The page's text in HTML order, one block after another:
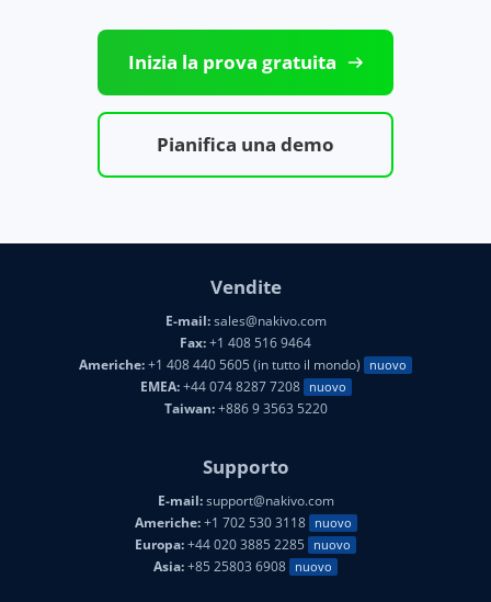
Inizia la prova gratuita
Pianifica una demo
Vendite
E-mail:sales@nakivo.com
Fax:+1 408 516 9464
Americhe:+1 408 440 5605 (in tutto il mondo) nuovo
EMEA:+44 074 8287 7208 nuovo
Taiwan:+886 9 3563 5220
Supporto
E-mail:support@nakivo.com
Americhe:+1 702 530 3118 nuovo
Europa:+44 020 3885 2285 nuovo
Asia:+85 25803 6908 nuovo